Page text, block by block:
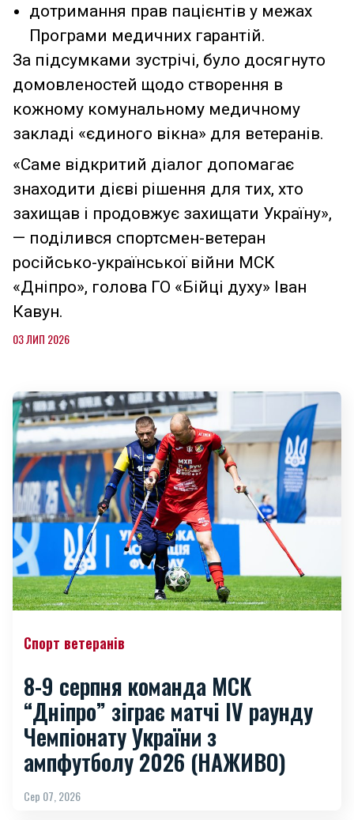
дотримання прав пацієнтів у межах
Програми медичних гарантій.
За підсумками зустрічі, було досягнуто
домовленостей щодо створення в
кожному комунальному медичному
закладі «єдиного вікна» для ветеранів.
«Саме відкритий діалог допомагає
знаходити дієві рішення для тих, хто
захищав і продовжує захищати Україну»,
— поділився спортсмен-ветеран
російсько-української війни МСК
«Дніпро», голова ГО «Бійці духу» Іван
Кавун.
03 ЛИП 2026
Спорт ветеранів
8-9 серпня команда МСК
“Дніпро” зіграє матчі IV раунду
Чемпіонату України з
ампфутболу 2026 (НАЖИВО)
Сер 07, 2026